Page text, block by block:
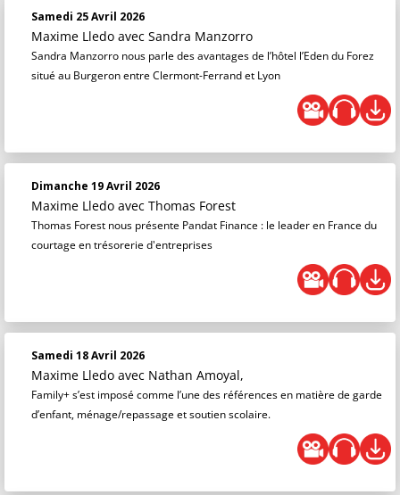
Samedi 25 Avril 2026
Maxime Lledo avec Sandra Manzorro
Sandra Manzorro nous parle des avantages de l’hôtel l’Eden du Forez
situé au Burgeron entre Clermont-Ferrand et Lyon
Dimanche 19 Avril 2026
Maxime Lledo avec Thomas Forest
Thomas Forest nous présente Pandat Finance : le leader en France du
courtage en trésorerie d'entreprises
Samedi 18 Avril 2026
Maxime Lledo avec Nathan Amoyal,
Family+ s’est imposé comme l’une des références en matière de garde
d’enfant, ménage/repassage et soutien scolaire.